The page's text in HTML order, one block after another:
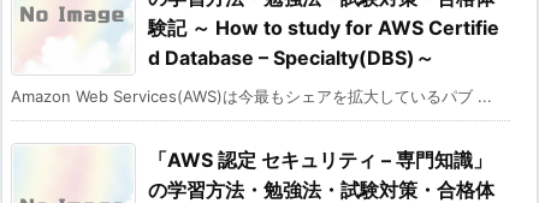
験記 ～ How to study for AWS Certifie
d Database – Specialty(DBS)～
Amazon Web Services(AWS)は今最もシェアを拡大しているパブ ...
「AWS 認定 セキュリティ – 専門知識」
の学習方法・勉強法・試験対策・合格体